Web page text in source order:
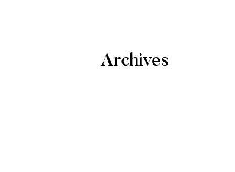
Archives